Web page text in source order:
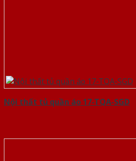
Nội thất tủ quần áo 17-TQA-SGD